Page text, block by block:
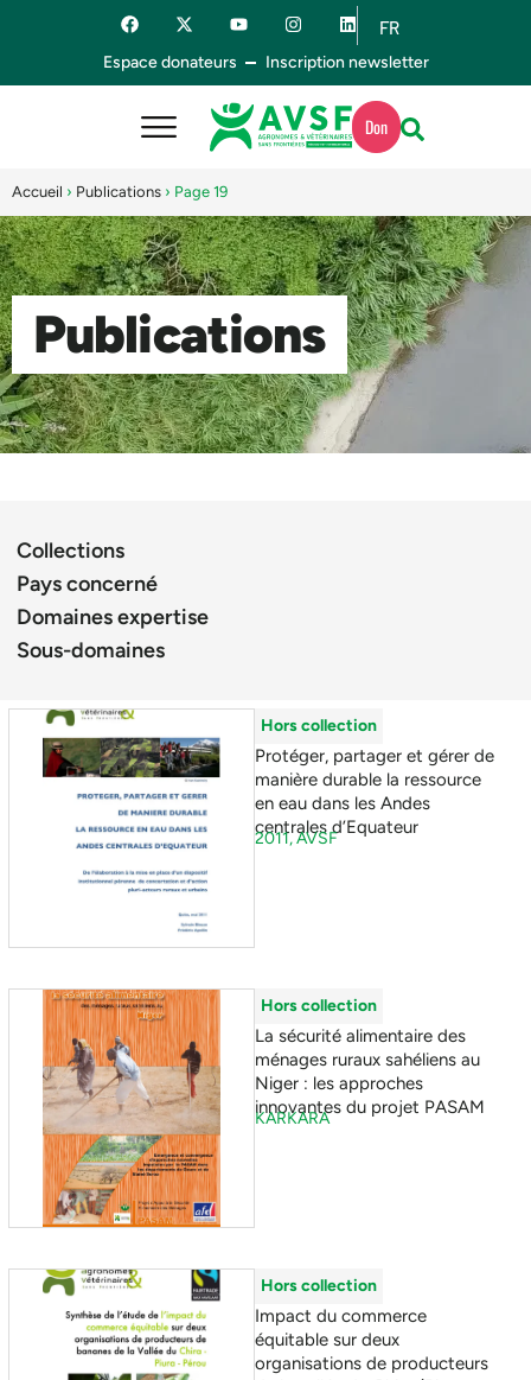
FR
ES
Espace donateurs Inscription newsletter
Don
Accueil › Publications › Page 19
Publications
Collections
Pays concerné
Domaines expertise
Sous-domaines
Hors collection
Protéger, partager et gérer de
manière durable la ressource
en eau dans les Andes
centrales d’Equateur
2011,AVSF
Hors collection
La sécurité alimentaire des
ménages ruraux sahéliens au
Niger : les approches
innovantes du projet PASAM
KARKARA
Hors collection
Impact du commerce
équitable sur deux
organisations de producteurs